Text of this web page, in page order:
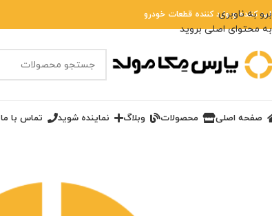
برو به ناوبری
به محتوای اصلی بروید
کننده و وارد کننده قطعات خودرو
صفحه اصلی محصولات وبلاگ نماینده شوید تماس با ما